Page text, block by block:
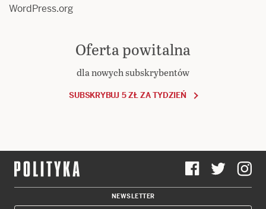
WordPress.org
Oferta powitalna
dla nowych subskrybentów
SUBSKRYBUJ 5 ZŁ ZA TYDZIEŃ
NEWSLETTER